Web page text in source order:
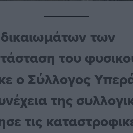
των
του
ο Σύλλογος
της
τις